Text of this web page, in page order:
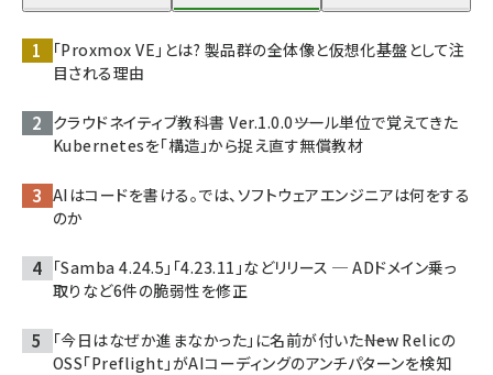
「Proxmox VE」とは? 製品群の全体像と仮想化基盤として注
目される理由
クラウドネイティブ教科書 Ver.1.0.0――ツール単位で覚えてきた
Kubernetesを「構造」から捉え直す無償教材
AIはコードを書ける。では、ソフトウェアエンジニアは何をする
のか
「Samba 4.24.5」「4.23.11」などリリース ─ ADドメイン乗っ
取りなど6件の脆弱性を修正
「今日はなぜか進まなかった」に名前が付いた――New Relicの
OSS「Preflight」がAIコーディングのアンチパターンを検知